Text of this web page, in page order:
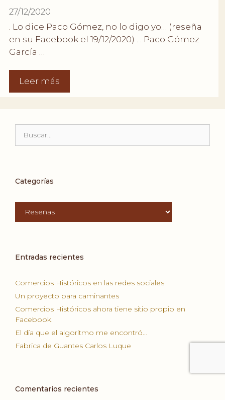
27/12/2020
. Lo dice Paco Gómez, no lo digo yo… (reseña
en su Facebook el 19/12/2020) . . Paco Gómez
García …
Leer más
Categorías
Entradas recientes
Comercios Históricos en las redes sociales
Un proyecto para caminantes
Comercios Históricos ahora tiene sitio propio en
Facebook.
El día que el algoritmo me encontró…
Fabrica de Guantes Carlos Luque
Comentarios recientes